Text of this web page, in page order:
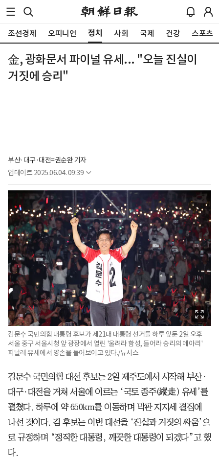
조선경제 오피니언 정치 사회 국제 건강 스포츠
金, 광화문서 파이널 유세... "오늘 진실이
거짓에 승리"
부산·대구·대전=권순완 기자
업데이트 2025.06.04. 09:39
김문수 국민의힘 대통령 후보가 제21대 대통령 선거를 하루 앞둔 2일 오후
서울 중구 서울시청 앞 광장에서 열린 '울려라 함성, 들어라 승리의 메아리'
피날레 유세에서 양손을 들어보이고 있다./뉴시스
김문수 국민의힘 대선 후보는 2일 제주도에서 시작해 부산·
대구·대전을 거쳐 서울에 이르는 ‘국토 종주(縱走) 유세’를
펼쳤다. 하루에 약 650km를 이동하며 막판 지지세 결집에
나선 것이다. 김 후보는 이번 대선을 ‘진실과 거짓의 싸움’으
로 규정하며 “정직한 대통령, 깨끗한 대통령이 되겠다”고 했
다.